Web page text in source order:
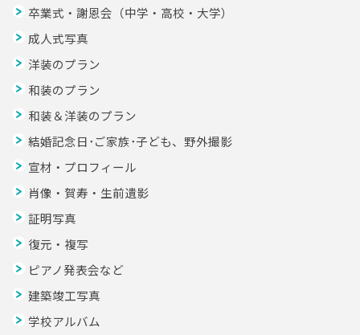
卒業式・謝恩会（中学・高校・大学）
成人式写真
洋装のプラン
和装のプラン
和装＆洋装のプラン
結婚記念日･ご家族･子ども、野外撮影
宣材・プロフィール
肖像・賀寿・生前遺影
証明写真
復元・複写
ピアノ発表会など
建築竣工写真
学校アルバム